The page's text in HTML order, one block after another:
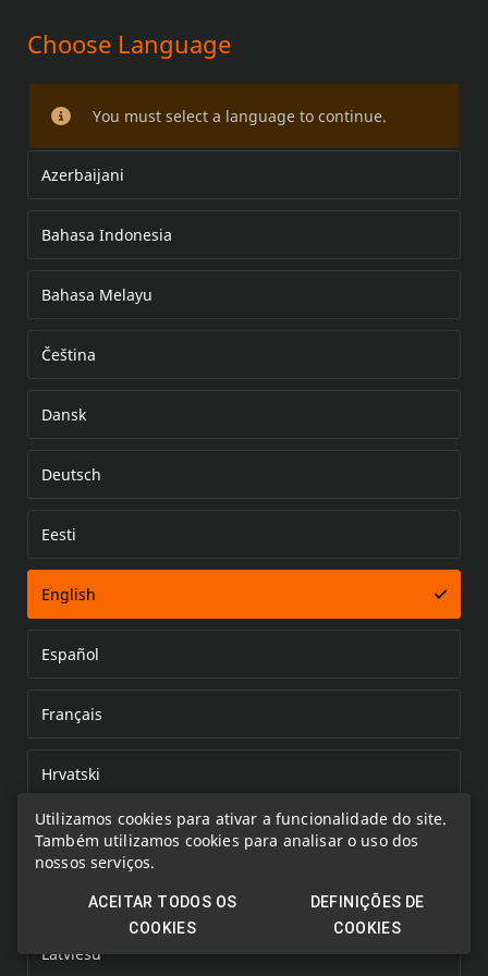
Utilizamos cookies para ativar a funcionalidade do site.
Também utilizamos cookies para analisar o uso dos
nossos serviços.
ACEITAR TODOS OS
COOKIES
DEFINIÇÕES DE
COOKIES
PROTEÇÃO DO TANQUE
P/MODELOS TOURING
Error loading document
Choose Language
You must select a language to continue.
Azerbaijani
Bahasa Indonesia
Bahasa Melayu
Čeština
Dansk
Deutsch
Eesti
English
Español
Français
Hrvatski
Italiano
Kazakh
Latviešu